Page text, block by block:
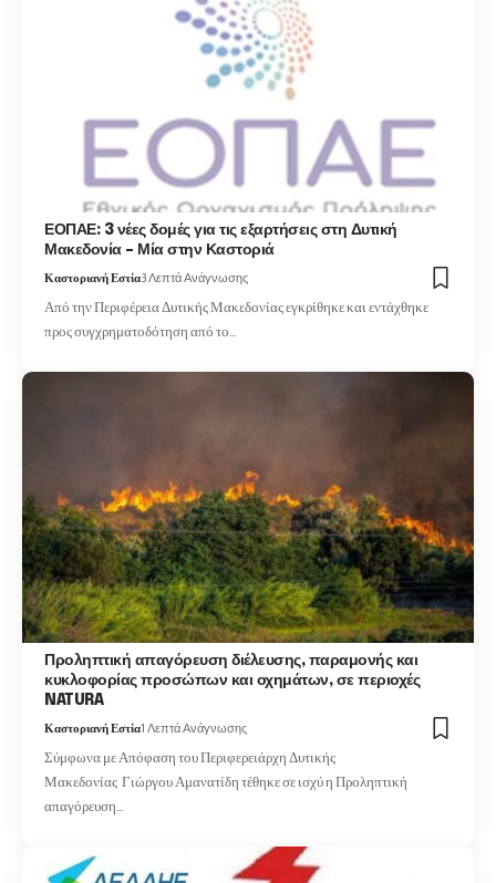
ΕΟΠΑΕ: 3 νέες δομές για τις εξαρτήσεις στη Δυτική
Μακεδονία – Μία στην Καστοριά
Καστοριανή Εστία3 Λεπτά Ανάγνωσης
Από την Περιφέρεια Δυτικής Μακεδονίας εγκρίθηκε και εντάχθηκε
προς συγχρηματοδότηση από το…
Προληπτική απαγόρευση διέλευσης, παραμονής και
κυκλοφορίας προσώπων και οχημάτων, σε περιοχές
NATURA
Καστοριανή Εστία1 Λεπτά Ανάγνωσης
Σύμφωνα με Απόφαση του Περιφερειάρχη Δυτικής
Μακεδονίας Γιώργου Αμανατίδη τέθηκε σε ισχύ η Προληπτική
απαγόρευση…